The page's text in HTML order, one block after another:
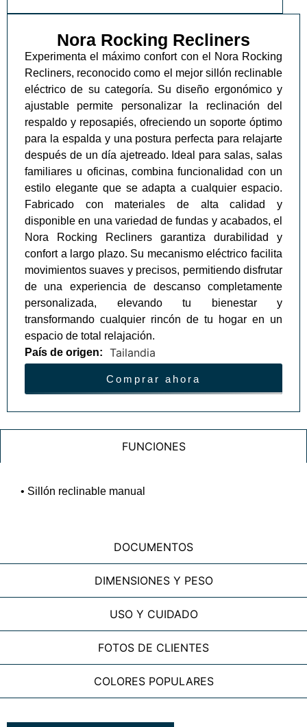
Nora Rocking Recliners
Experimenta el máximo confort con el Nora Rocking
Recliners, reconocido como el mejor sillón reclinable
eléctrico de su categoría. Su diseño ergonómico y
ajustable permite personalizar la reclinación del
respaldo y reposapiés, ofreciendo un soporte óptimo
para la espalda y una postura perfecta para relajarte
después de un día ajetreado. Ideal para salas, salas
familiares u oficinas, combina funcionalidad con un
estilo elegante que se adapta a cualquier espacio.
Fabricado con materiales de alta calidad y
disponible en una variedad de fundas y acabados, el
Nora Rocking Recliners garantiza durabilidad y
confort a largo plazo. Su mecanismo eléctrico facilita
movimientos suaves y precisos, permitiendo disfrutar
de una experiencia de descanso completamente
personalizada, elevando tu bienestar y
transformando cualquier rincón de tu hogar en un
espacio de total relajación.
País de origen:
Tailandia
Comprar ahora
FUNCIONES
DOCUMENTOS
DIMENSIONES Y PESO
USO Y CUIDADO
FOTOS DE CLIENTES
COLORES POPULARES
• Sillón reclinable manual